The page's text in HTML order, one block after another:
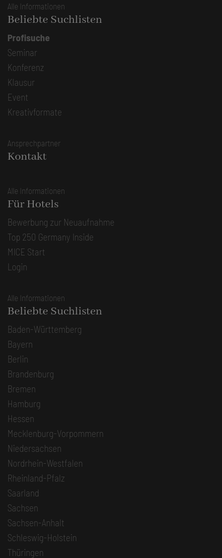
Alle Informationen
Beliebte Suchlisten
Profisuche
Seminar
Konferenz
Klausur
Event
Kreativformate
Ansprechpartner
Kontakt
Alle Informationen
Für Hotels
Bewerbung zur Neuaufnahme
Top 250 Germany Inside
MICE Start
Login
Alle Informationen
Beliebte Suchlisten
Baden-Württemberg
Bayern
Berlin
Brandenburg
Bremen
Hamburg
Hessen
Mecklenburg-Vorpommern
Niedersachsen
Nordrhein-Westfalen
Rheinland-Pfalz
Saarland
Sachsen
Sachsen-Anhalt
Schleswig-Holstein
Thüringen